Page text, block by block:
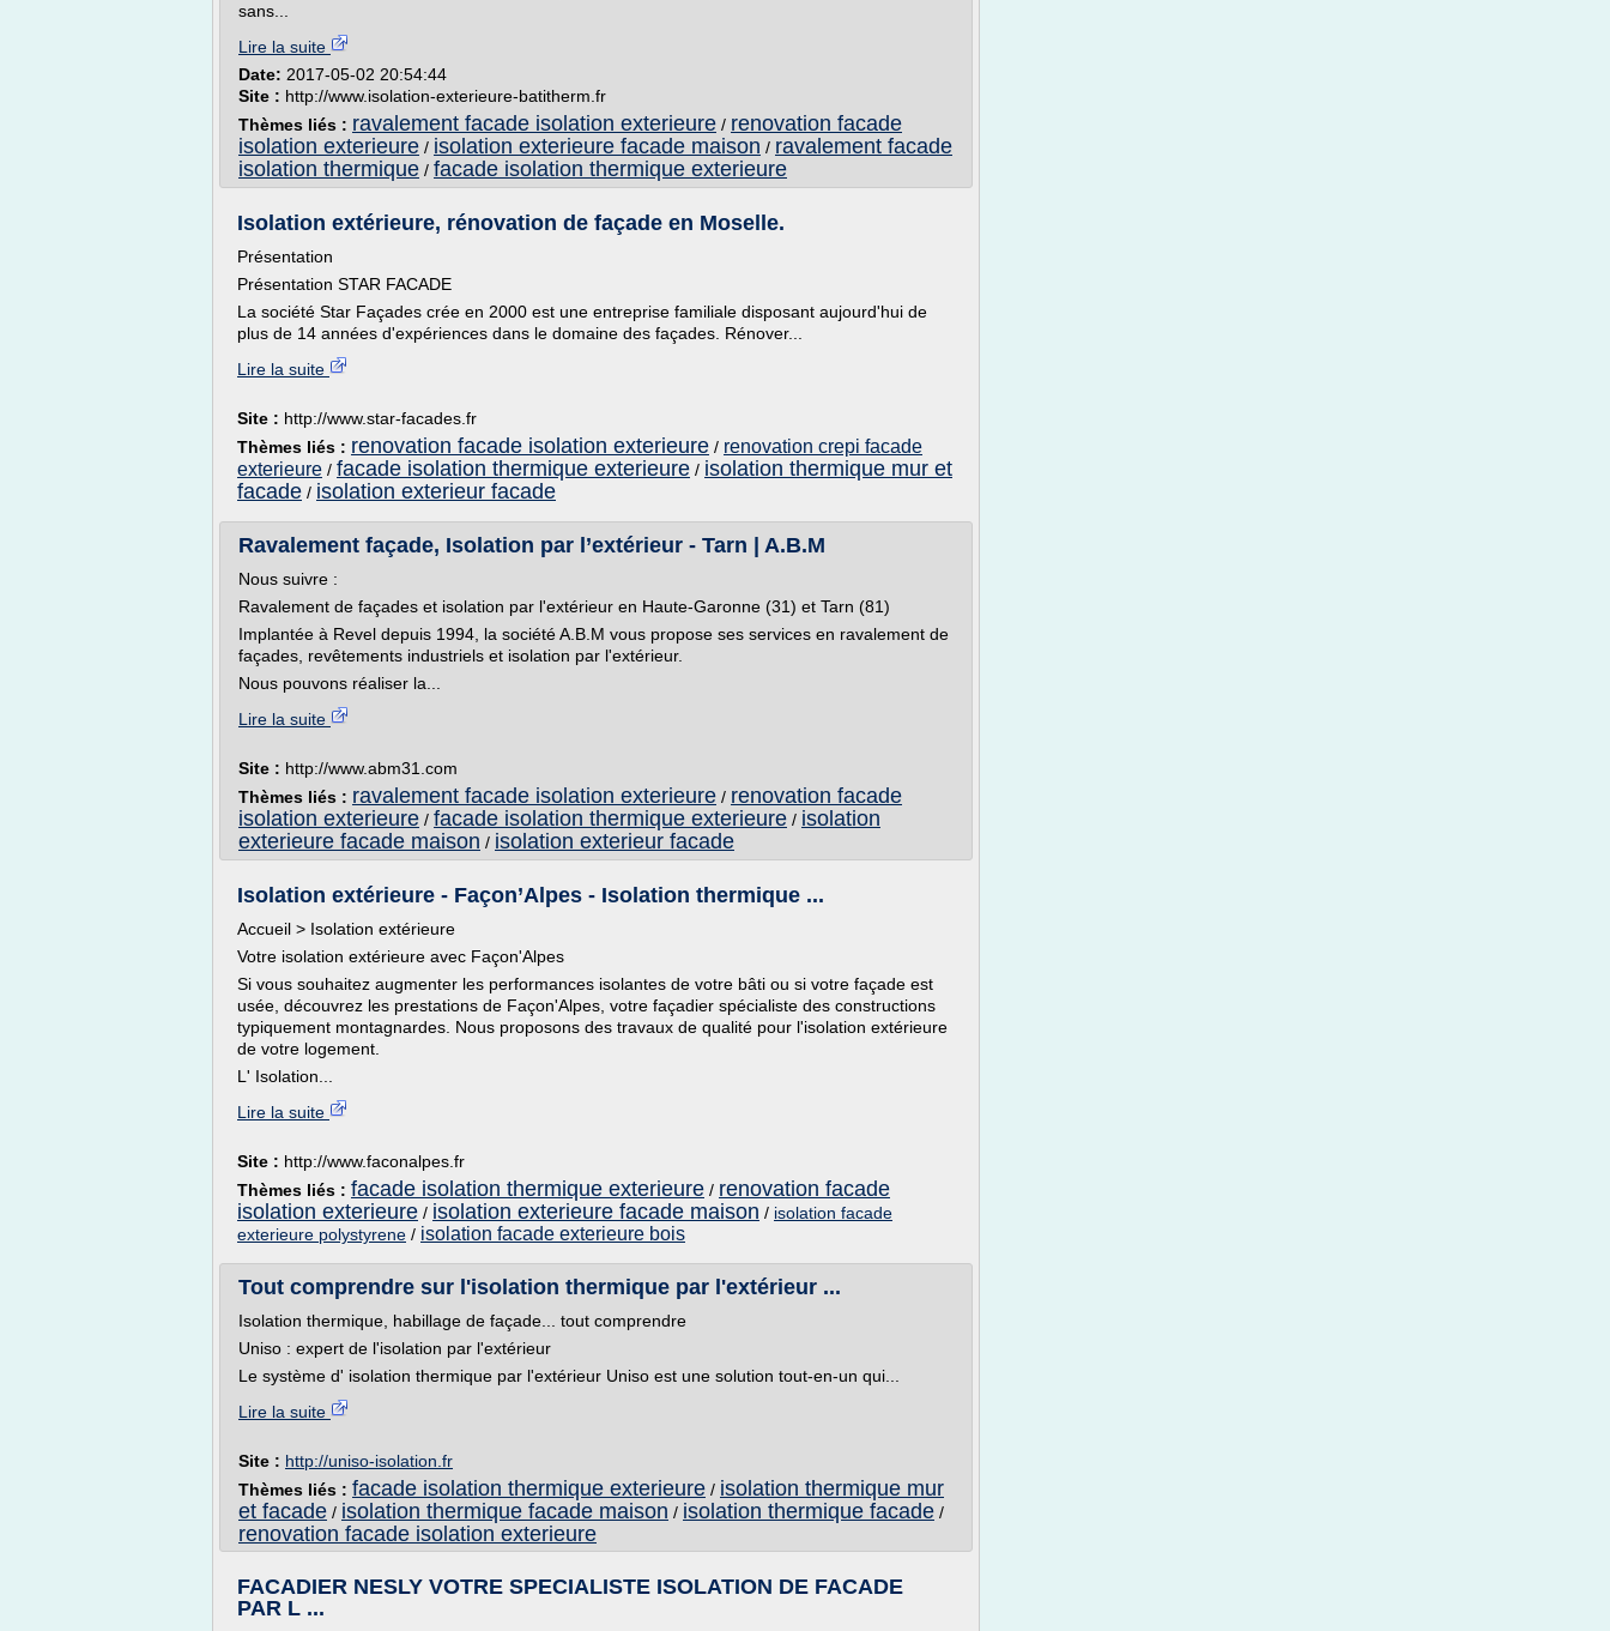
sans...
Lire la suite
Date: 2017-05-02 20:54:44
Site : http://www.isolation-exterieure-batitherm.fr
Thèmes liés : ravalement facade isolation exterieure / renovation facade
isolation exterieure / isolation exterieure facade maison / ravalement facade
isolation thermique / facade isolation thermique exterieure
Isolation extérieure, rénovation de façade en Moselle.
Présentation
Présentation STAR FACADE
La société Star Façades crée en 2000 est une entreprise familiale disposant aujourd'hui de
plus de 14 années d'expériences dans le domaine des façades. Rénover...
Lire la suite
Site : http://www.star-facades.fr
Thèmes liés : renovation facade isolation exterieure / renovation crepi facade
exterieure / facade isolation thermique exterieure / isolation thermique mur et
facade / isolation exterieur facade
Ravalement façade, Isolation par l’extérieur - Tarn | A.B.M
Nous suivre :
Ravalement de façades et isolation par l'extérieur en Haute-Garonne (31) et Tarn (81)
Implantée à Revel depuis 1994, la société A.B.M vous propose ses services en ravalement de
façades, revêtements industriels et isolation par l'extérieur.
Nous pouvons réaliser la...
Lire la suite
Site : http://www.abm31.com
Thèmes liés : ravalement facade isolation exterieure / renovation facade
isolation exterieure / facade isolation thermique exterieure / isolation
exterieure facade maison / isolation exterieur facade
Isolation extérieure - Façon’Alpes - Isolation thermique ...
Accueil > Isolation extérieure
Votre isolation extérieure avec Façon'Alpes
Si vous souhaitez augmenter les performances isolantes de votre bâti ou si votre façade est
usée, découvrez les prestations de Façon'Alpes, votre façadier spécialiste des constructions
typiquement montagnardes. Nous proposons des travaux de qualité pour l'isolation extérieure
de votre logement.
L' Isolation...
Lire la suite
Site : http://www.faconalpes.fr
Thèmes liés : facade isolation thermique exterieure / renovation facade
isolation exterieure / isolation exterieure facade maison / isolation facade
exterieure polystyrene / isolation facade exterieure bois
Tout comprendre sur l'isolation thermique par l'extérieur ...
Isolation thermique, habillage de façade... tout comprendre
Uniso : expert de l'isolation par l'extérieur
Le système d' isolation thermique par l'extérieur Uniso est une solution tout-en-un qui...
Lire la suite
Site : http://uniso-isolation.fr
Thèmes liés : facade isolation thermique exterieure / isolation thermique mur
et facade / isolation thermique facade maison / isolation thermique facade /
renovation facade isolation exterieure
FACADIER NESLY VOTRE SPECIALISTE ISOLATION DE FACADE
PAR L ...